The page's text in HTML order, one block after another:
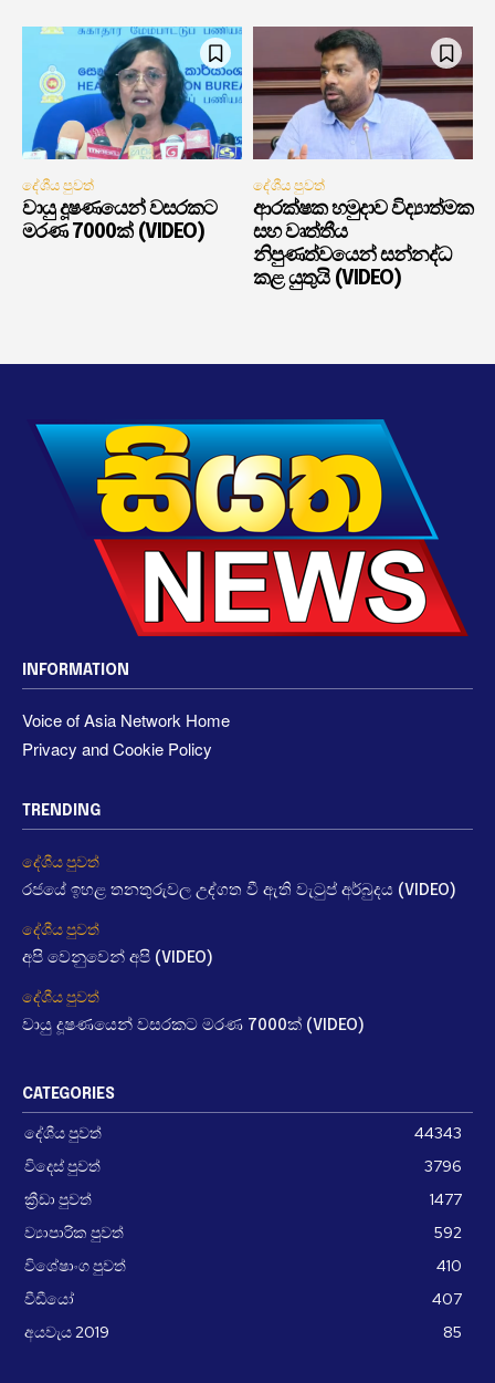
දේශීය පුවත්
වායු දූෂණයෙන් වසරකට
මරණ 7000ක් (VIDEO)
දේශීය පුවත්
ආරක්ෂක හමුදාව විද්‍යාත්මක
සහ වෘත්තීය
නිපුණත්වයෙන් සන්නද්ධ
කළ යුතුයි (VIDEO)
INFORMATION
Voice of Asia Network Home
Privacy and Cookie Policy
TRENDING
දේශීය පුවත්
රජයේ ඉහළ තනතුරුවල උද්ගත වී ඇති වැටුප් අර්බුදය (VIDEO)
දේශීය පුවත්
අපි වෙනුවෙන් අපි (VIDEO)
දේශීය පුවත්
වායු දූෂණයෙන් වසරකට මරණ 7000ක් (VIDEO)
CATEGORIES
දේශීය පුවත්
44343
විදෙස් පුවත්
3796
ක්‍රීඩා පුවත්
1477
ව්‍යාපාරික පුවත්
592
විශේෂාංග පුවත්
410
වීඩීයෝ
407
අයවැය 2019
85